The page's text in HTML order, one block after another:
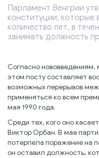
Парламент Венгрии
конституции, которые
количество лет, в
занимать должность
Согласно
этом посту составляет
возможных перерывов
применяться ко всем
мая 1990 года.
Среди тех, кого оно
Виктор Орбан. В мае
потерпела поражение на
он оставил должность,